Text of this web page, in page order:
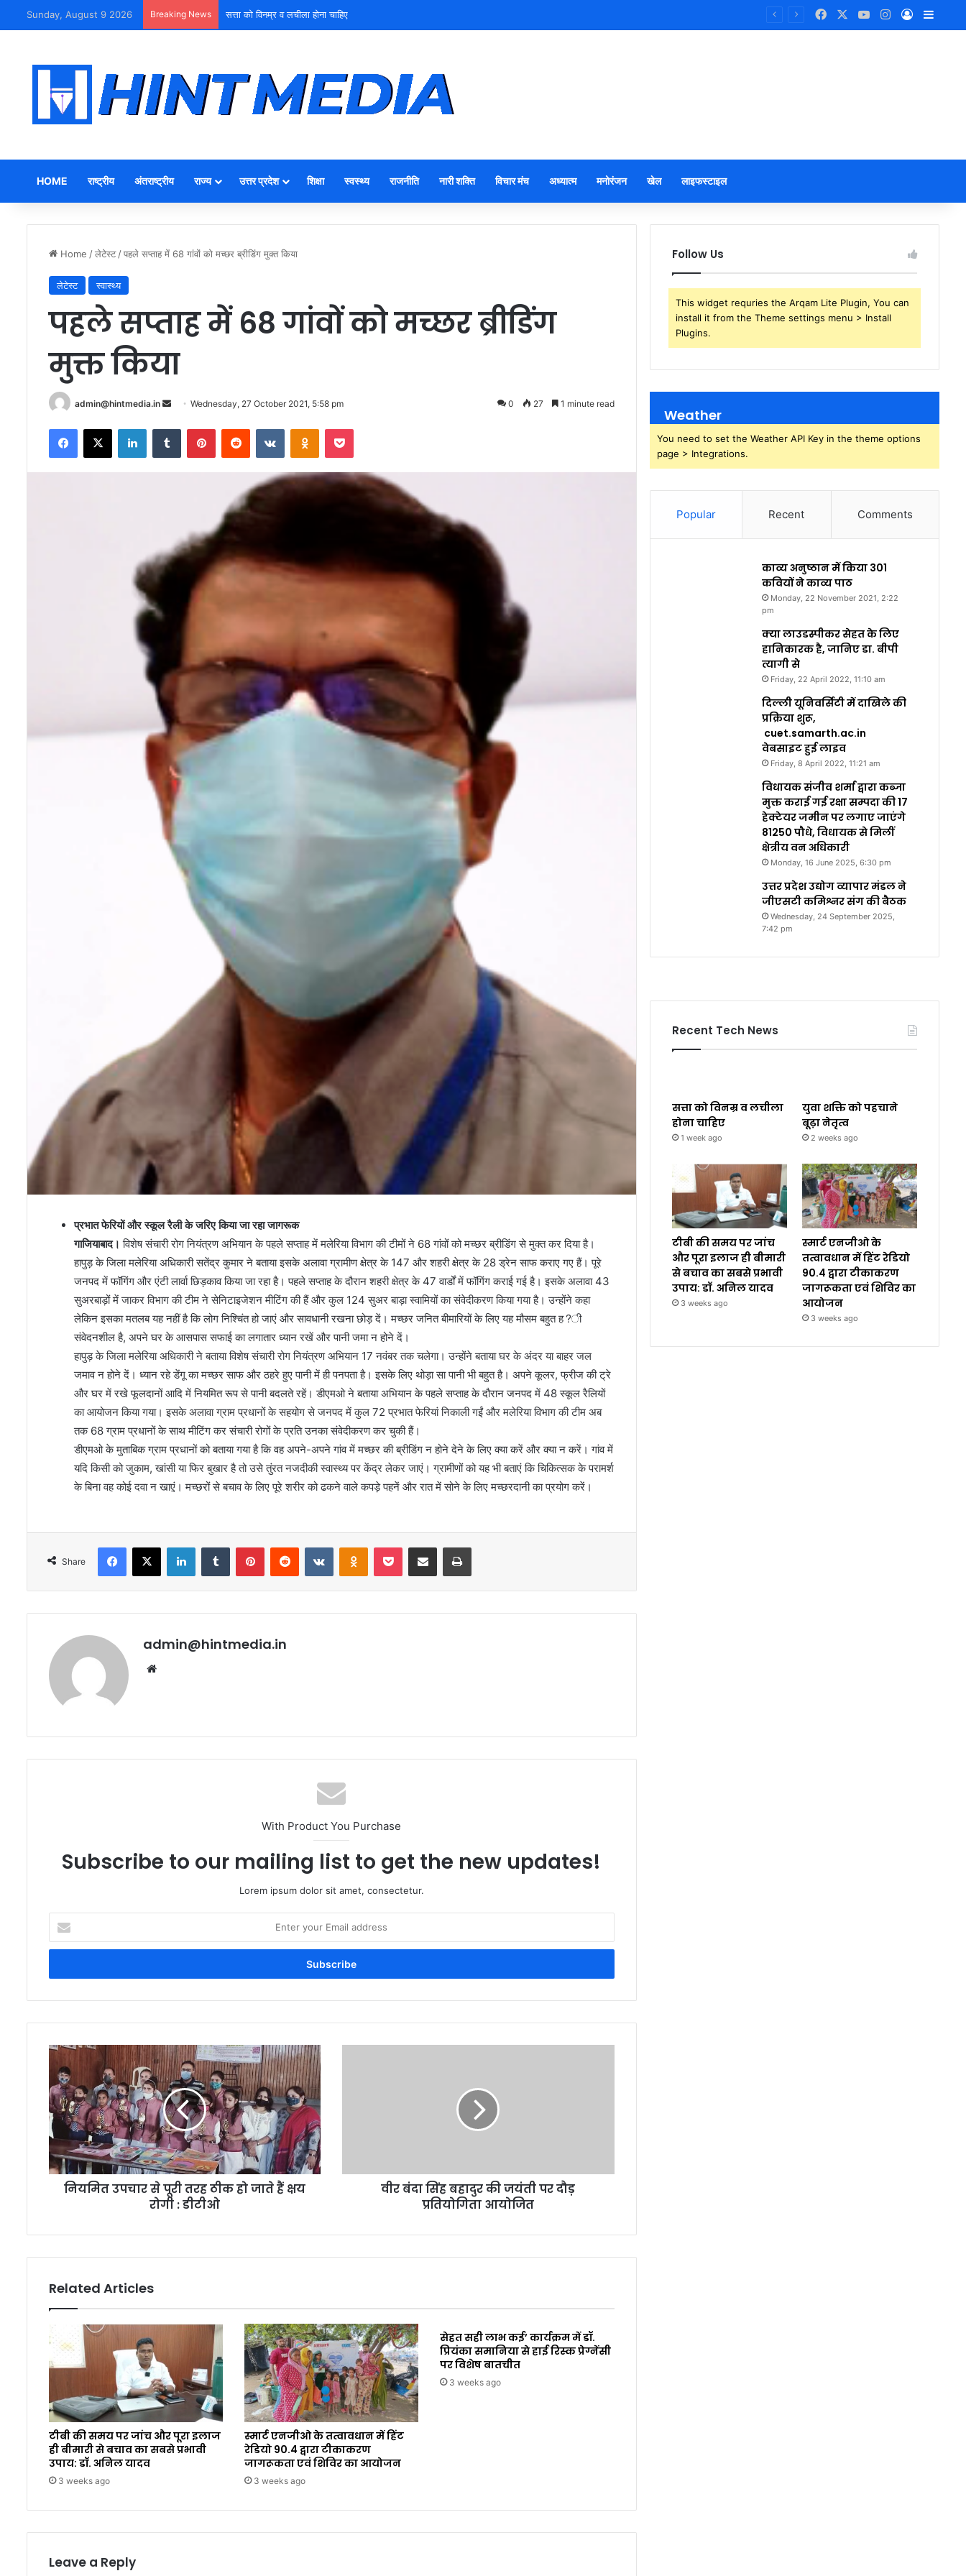
Sunday, August 9 2026 Breaking News युवा शक्ति को पहचाने बूढ़ा नेतृत्व FacebookYouTubeInstagram
Log In
HOME राष्ट्रीय अंतराष्ट्रीय राज्य उत्तर प्रदेश शिक्षा स्वस्थ्य राजनीति नारी शक्ति विचार मंच अध्यात्म मनोरंजन खेल लाइफस्टाइल
Home /लेटेस्ट /पहले सप्ताह में 68 गांवों को मच्छर ब्रीडिंग मुक्त किया
लेटेस्ट स्वास्थ्य
पहले सप्ताह में 68 गांवों को मच्छर ब्रीडिंग
मुक्त किया
admin@hintmedia.in
SendWednesday, 27 October 2021, 5:58 pm 0 27 1 minute read
Facebook
X LinkedInTumblr PinterestReddit VKontakteOdnoklassniki
Pocket
प्रभात फेरियों और स्कूल रैली के जरिए किया जा रहा जागरूक
गाजियाबाद। विशेष संचारी रोग नियंत्रण अभियान के पहले सप्ताह में मलेरिया विभाग की टीमों ने 68 गांवों को मच्छर ब्रीडिंग से मुक्त कर दिया है।
हापुड़ के जिला मलेरिया अधिकारी सतेंद्र कुमार ने बताया इसके अलावा ग्रामीण क्षेत्र के 147 और शहरी क्षेत्र के 28 ड्रेन साफ कराए गए हैं। पूरे
जनपद में फॉगिंग और एंटी लार्वा छिड़काव किया जा रहा है। पहले सप्ताह के दौरान शहरी क्षेत्र के 47 वार्डों में फॉगिंग कराई गई है। इसके अलावा 43
सुअरबाड़ों में जाकर विभाग की टीम ने सेनिटाइजेशन मीटिंग की हैं और कुल 124 सुअर बाड़ा स्वामियों का संवेदीकरण किया गया है। उन्होंने कहा
लेकिन इसका मतलब यह नहीं है कि लोग निश्चिंत हो जाएं और सावधानी रखना छोड़ दें। मच्छर जनित बीमारियों के लिए यह मौसम बहुत ह?ी
संवेदनशील है, अपने घर के आसपास सफाई का लगातार ध्यान रखें और पानी जमा न होने दें।
हापुड़ के जिला मलेरिया अधिकारी ने बताया विशेष संचारी रोग नियंत्रण अभियान 17 नवंबर तक चलेगा। उन्होंने बताया घर के अंदर या बाहर जल
जमाव न होने दें। ध्यान रहे डेंगू का मच्छर साफ और ठहरे हुए पानी में ही पनपता है। इसके लिए थोड़ा सा पानी भी बहुत है। अपने कूलर, फ्रीज की ट्रे
और घर में रखे फूलदानों आदि में नियमित रूप से पानी बदलते रहें। डीएमओ ने बताया अभियान के पहले सप्ताह के दौरान जनपद में 48 स्कूल रैलियों
का आयोजन किया गया। इसके अलावा ग्राम प्रधानों के सहयोग से जनपद में कुल 72 प्रभात फेरियां निकाली गईं और मलेरिया विभाग की टीम अब
तक 68 ग्राम प्रधानों के साथ मीटिंग कर संचारी रोगों के प्रति उनका संवेदीकरण कर चुकी हैं।
डीएमओ के मुताबिक ग्राम प्रधानों को बताया गया है कि वह अपने-अपने गांव में मच्छर की ब्रीडिंग न होने देने के लिए क्या करें और क्या न करें। गांव में
यदि किसी को जुकाम, खांसी या फिर बुखार है तो उसे तुंरत नजदीकी स्वास्थ्य पर केंद्र लेकर जाएं। ग्रामीणों को यह भी बताएं कि चिकित्सक के परामर्श
के बिना वह कोई दवा न खाए़ं। मच्छरों से बचाव के लिए पूरे शरीर को ढकने वाले कपड़े पहनें और रात में सोने के लिए मच्छरदानी का प्रयोग करें।
Share
Facebook
X LinkedInTumblr PinterestReddit VKontakteOdnoklassniki
Pocket Share via Email Print
admin@hintmedia.in
With Product You Purchase
Subscribe to our mailing list to get the new updates!
Lorem ipsum dolor sit amet, consectetur.
your
Email
नियमित उपचार से पूरी तरह ठीक हो जाते हैं क्षय
रोगी : डीटीओ
वीर बंदा सिंह बहादुर की जयंती पर दौड़
प्रतियोगिता आयोजित
Related Articles
टीबी की समय पर जांच और पूरा इलाज
ही बीमारी से बचाव का सबसे प्रभावी
उपाय: डॉ. अनिल यादव
3 weeks ago
स्मार्ट एनजीओ के तत्वावधान में हिंट
रेडियो 90.4 द्वारा टीकाकरण
जागरूकता एवं शिविर का आयोजन
3 weeks ago
सेहत सही लाभ कई’ कार्यक्रम में डॉ.
प्रियंका समानिया से हाई रिस्क प्रेग्नेंसी
पर विशेष बातचीत
3 weeks ago
Leave a Reply
Follow Us
This widget requries the Arqam Lite Plugin, You can
install it from the Theme settings menu > Install
Plugins.
Weather
You need to set the Weather API Key in the theme options
page > Integrations.
Popular Recent Comments
काव्य अनुष्ठान में किया 301
कवियों ने काव्य पाठ
Monday, 22 November 2021, 2:22
pm
क्या लाउडस्पीकर सेहत के लिए
हानिकारक है, जानिए डा. बीपी
त्यागी से
Friday, 22 April 2022, 11:10 am
दिल्ली यूनिवर्सिटी में दाखिले की
प्रक्रिया शुरू,
cuet.samarth.ac.in
वेबसाइट हुई लाइव
Friday, 8 April 2022, 11:21 am
विधायक संजीव शर्मा द्वारा कब्जा
मुक्त कराई गई रक्षा सम्पदा की 17
हेक्टेयर जमीन पर लगाए जाएंगे
81250 पौधे, विधायक से मिलीं
क्षेत्रीय वन अधिकारी
Monday, 16 June 2025, 6:30 pm
उत्तर प्रदेश उद्योग व्यापार मंडल ने
जीएसटी कमिश्नर संग की बैठक
Wednesday, 24 September 2025,
7:42 pm
Recent Tech News
सत्ता को विनम्र व लचीला
होना चाहिए
1 week ago
युवा शक्ति को पहचाने
बूढ़ा नेतृत्व
2 weeks ago
टीबी की समय पर जांच
और पूरा इलाज ही बीमारी
से बचाव का सबसे प्रभावी
उपाय: डॉ. अनिल यादव
3 weeks ago
स्मार्ट एनजीओ के
तत्वावधान में हिंट रेडियो
90.4 द्वारा टीकाकरण
जागरूकता एवं शिविर का
आयोजन
3 weeks ago